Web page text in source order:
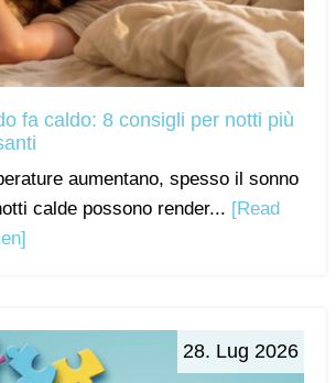
fa caldo: 8 consigli per notti più
aumentano, spesso il sonno
calde possono render... [Read
28. Lug 2026